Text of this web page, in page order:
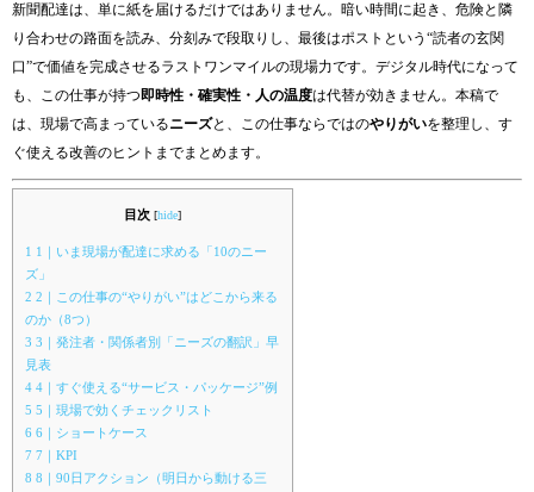
新聞配達は、単に紙を届けるだけではありません。暗い時間に起き、危険と隣
り合わせの路面を読み、分刻みで段取りし、最後はポストという“読者の玄関
口”で価値を完成させるラストワンマイルの現場力です。デジタル時代になって
も、この仕事が持つ即時性・確実性・人の温度は代替が効きません。本稿で
は、現場で高まっているニーズと、この仕事ならではのやりがいを整理し、す
ぐ使える改善のヒントまでまとめます。
目次 [hide]
1 1｜いま現場が配達に求める「10のニー
ズ」
2 2｜この仕事の“やりがい”はどこから来る
のか（8つ）
3 3｜発注者・関係者別「ニーズの翻訳」早
見表
4 4｜すぐ使える“サービス・パッケージ”例
5 5｜現場で効くチェックリスト
6 6｜ショートケース
7 7｜KPI
8 8｜90日アクション（明日から動ける三